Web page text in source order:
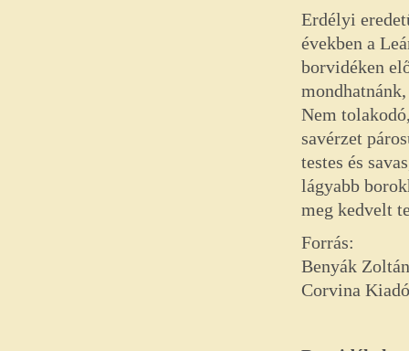
Erdélyi
években a
borvidéken
Nem
savérzet
testes és
lágyabb
meg kedvelt
Forrás:
Benyák
Corvina